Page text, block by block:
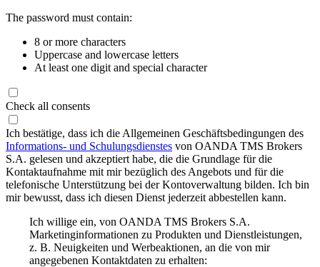
The password must contain:
8 or more characters
Uppercase and lowercase letters
At least one digit and special character
Check all consents
Ich bestätige, dass ich die Allgemeinen Geschäftsbedingungen des
Informations- und Schulungsdienstes von OANDA TMS Brokers
S.A. gelesen und akzeptiert habe, die die Grundlage für die
Kontaktaufnahme mit mir bezüglich des Angebots und für die
telefonische Unterstützung bei der Kontoverwaltung bilden. Ich bin
mir bewusst, dass ich diesen Dienst jederzeit abbestellen kann.
Ich willige ein, von OANDA TMS Brokers S.A.
Marketinginformationen zu Produkten und Dienstleistungen,
z. B. Neuigkeiten und Werbeaktionen, an die von mir
angegebenen Kontaktdaten zu erhalten: